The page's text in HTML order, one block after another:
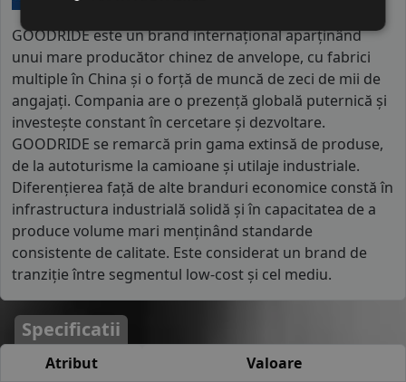
GOODRIDE este un brand internațional aparținând
unui mare producător chinez de anvelope, cu fabrici
multiple în China și o forță de muncă de zeci de mii de
angajați. Compania are o prezență globală puternică și
investește constant în cercetare și dezvoltare.
GOODRIDE se remarcă prin gama extinsă de produse,
de la autoturisme la camioane și utilaje industriale.
Diferențierea față de alte branduri economice constă în
infrastructura industrială solidă și în capacitatea de a
produce volume mari menținând standarde
consistente de calitate. Este considerat un brand de
tranziție între segmentul low-cost și cel mediu.
Specificatii
Atribut
Valoare